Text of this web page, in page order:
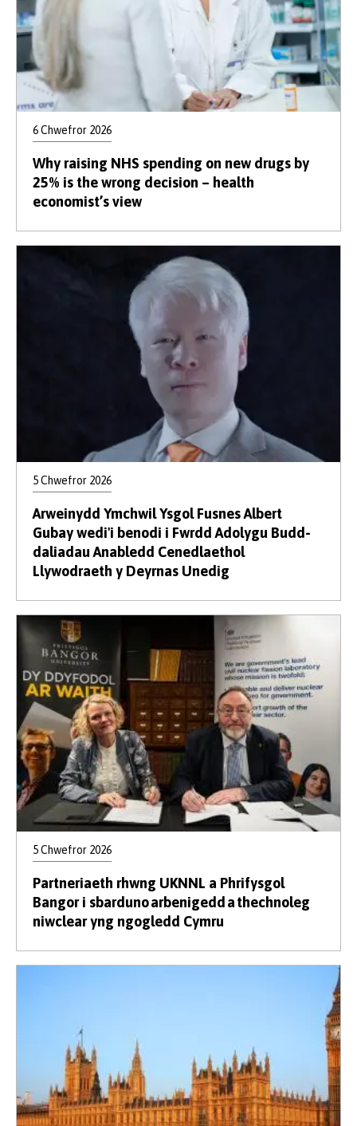
6 Chwefror 2026
Why raising NHS spending on new drugs by
25% is the wrong decision – health
economist’s view
5 Chwefror 2026
Arweinydd Ymchwil Ysgol Fusnes Albert
Gubay wedi'i benodi i Fwrdd Adolygu Budd-
daliadau Anabledd Cenedlaethol
Llywodraeth y Deyrnas Unedig
5 Chwefror 2026
Partneriaeth rhwng UKNNL a Phrifysgol
Bangor i sbarduno arbenigedd a thechnoleg
niwclear yng ngogledd Cymru